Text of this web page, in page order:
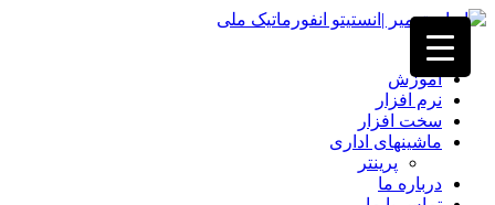
خانه
آموزش
نرم افزار
سخت افزار
ماشینهای اداری
پرینتر
درباره ما